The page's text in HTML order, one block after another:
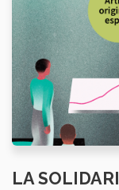
LA